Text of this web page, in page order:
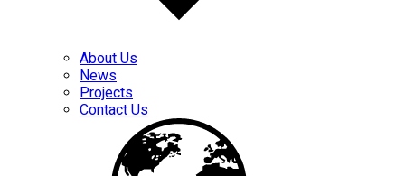
About Us
News
Projects
Contact Us